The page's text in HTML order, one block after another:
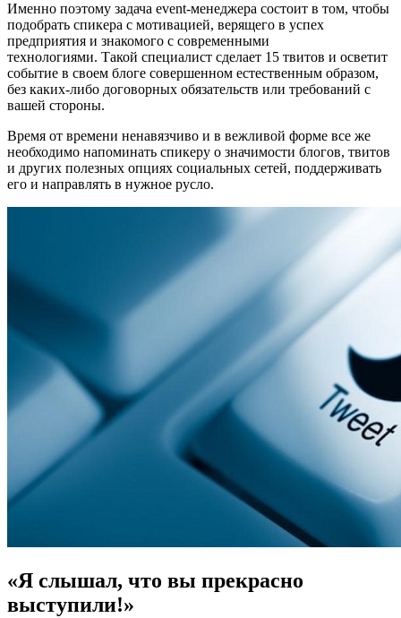
Именно поэтому задача event-менеджера состоит в том, чтобы
подобрать спикера с мотивацией, верящего в успех
предприятия и знакомого с современными
технологиями. Такой специалист сделает 15 твитов и осветит
событие в своем блоге совершенном естественным образом,
без каких-либо договорных обязательств или требований с
вашей стороны.
Время от времени ненавязчиво и в вежливой форме все же
необходимо напоминать спикеру о значимости блогов, твитов
и других полезных опциях социальных сетей, поддерживать
его и направлять в нужное русло.
«Я слышал, что вы прекрасно
выступили!»